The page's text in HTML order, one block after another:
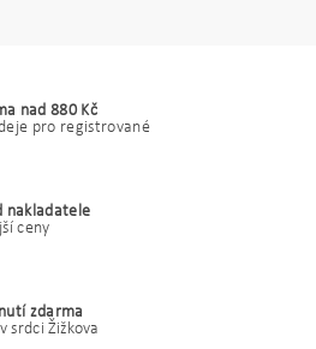
nad 880 Kč
pro registrované
nakladatele
ceny
zdarma
srdci Žižkova